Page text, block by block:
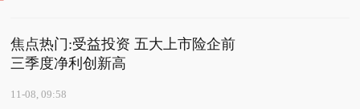
焦点热门:受益投资 五大上市险企前
三季度净利创新高
11-08, 09:58